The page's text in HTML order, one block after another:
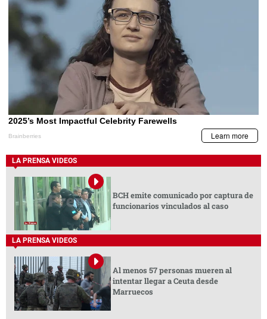
LA PRENSA VIDEOS
BCH emite comunicado por captura de
funcionarios vinculados al caso
LA PRENSA VIDEOS
Al menos 57 personas mueren al
intentar llegar a Ceuta desde
Marruecos